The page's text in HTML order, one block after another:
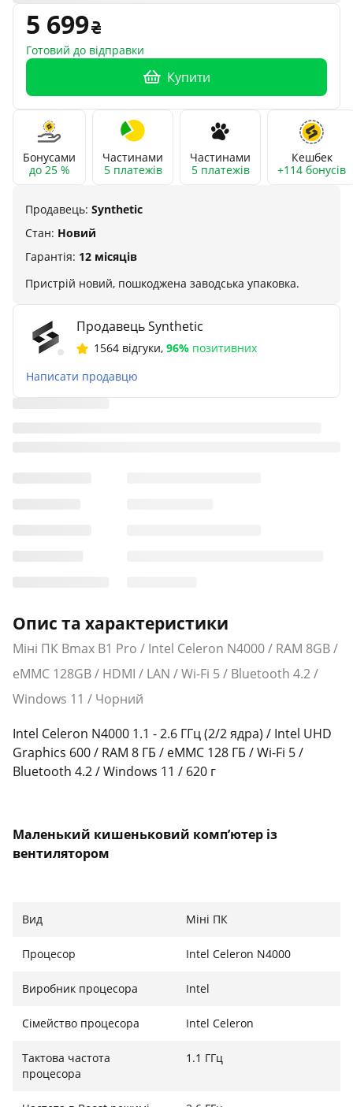
5 699
Готовий до відправки
Купити
Бонусами
до 25 %
Частинами
5 платежів
Частинами
5 платежів
Кешбек
+114 бонусів
Продавець: Synthetic
Стан: Новий
Гарантія: 12 місяців
Пристрій новий, пошкоджена заводська упаковка.
Продавець Synthetic
1564 відгуки, 96% позитивних
Написати продавцю
Опис та характеристики
Міні ПК Bmax B1 Pro / Intel Celeron N4000 / RAM 8GB /
eMMC 128GB / HDMI / LAN / Wi-Fi 5 / Bluetooth 4.2 /
Windows 11 / Чорний
Intel Celeron N4000 1.1 - 2.6 ГГц (2/2 ядра) / Intel UHD
Graphics 600 / RAM 8 ГБ / eMMC 128 ГБ / Wi-Fi 5 /
Bluetooth 4.2 / Windows 11 / 620 г
Маленький кишеньковий комп’ютер із
вентилятором
більший і поміщається в кишені або сумці, що
відряджень. Оснащений ефективнішим і тихішим
багатозадачності.
Відмовтеся від розмитих і монотонних кольорів
Вид Міні ПК
Процесор Intel Celeron N4000
Виробник процесора Intel
Сімейство процесора Intel Celeron
Тактова частота
процесора
1.1 ГГц